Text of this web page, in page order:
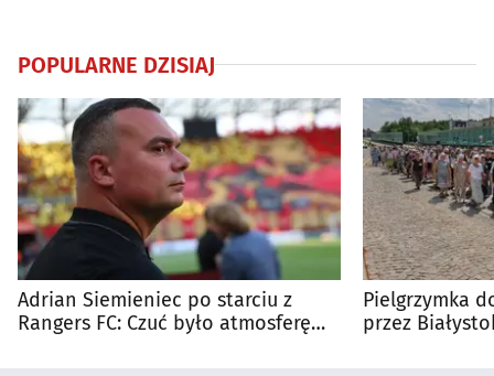
POPULARNE DZISIAJ
Adrian Siemieniec po starciu z
Rangers FC: Czuć było atmosferę
Pielgrzymka
przez